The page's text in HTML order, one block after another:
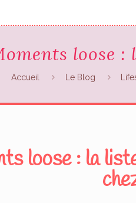
loose
Accueil Le Blog
loose : la